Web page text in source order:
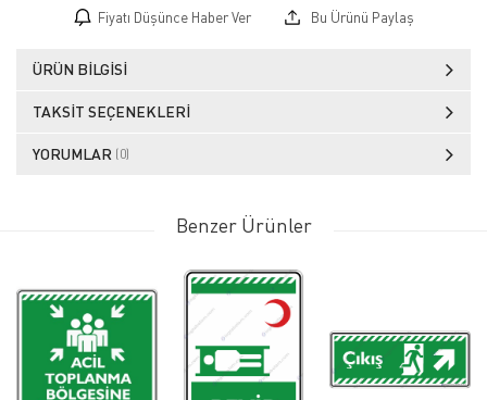
Fiyatı Düşünce Haber Ver Bu Ürünü Paylaş
ÜRÜN BILGISI
TAKSIT SEÇENEKLERI
YORUMLAR (0)
Benzer Ürünler